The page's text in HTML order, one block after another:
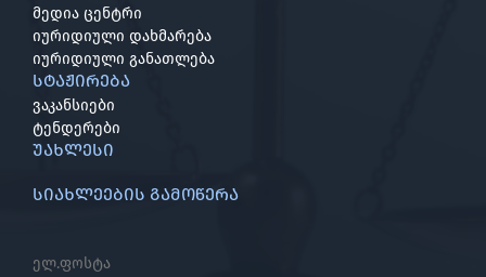
მედია ცენტრი
იურიდიული დახმარება
იურიდიული განათლება
სტაჟირება
ვაკანსიები
ტენდერები
უახლესი
სიახლეების გამოწერა